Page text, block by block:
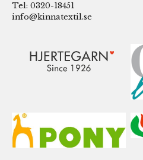
Tel: 0320-18451
info@kinnatextil.se